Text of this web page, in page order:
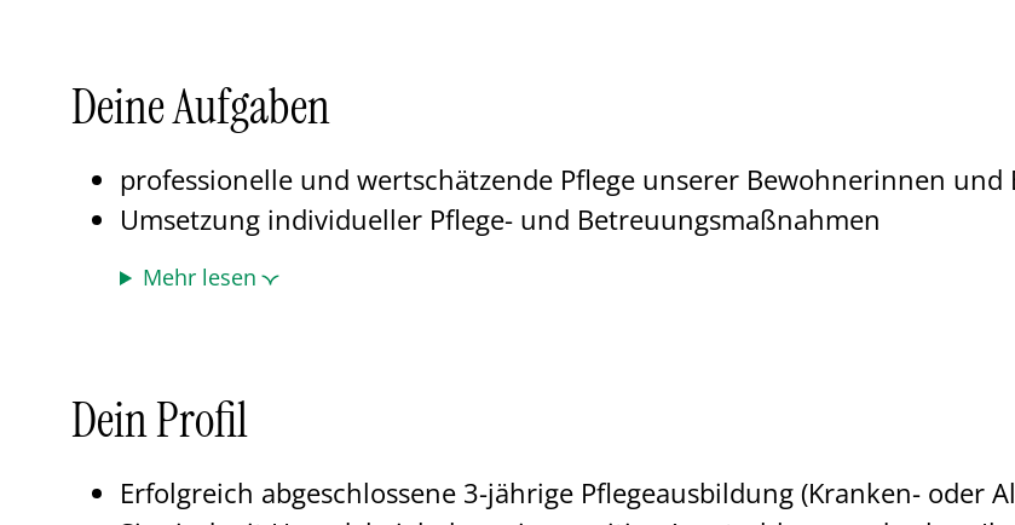
Deine Aufgaben
professionelle und wertschätzende Pflege unserer Bewohnerinnen und
Umsetzung individueller Pflege- und Betreuungsmaßnahmen
Mehr lesen
Dein Profil
Erfolgreich abgeschlossene 3-jährige Pflegeausbildung (Kranken- oder